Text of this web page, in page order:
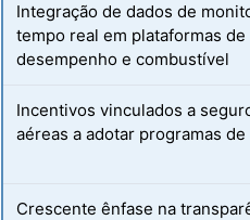
Integração de dados de
tempo real em plataformas
desempenho e combustível
Incentivos vinculados a
aéreas a adotar programas
Crescente ênfase na